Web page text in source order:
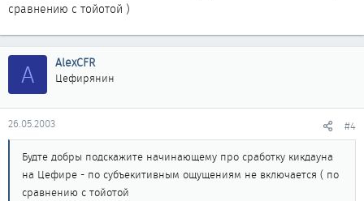
сравнению с тойотой )
A AlexCFR
Цефирянин
26.05.2003 #4
Будте добры подскажите начинающему про сработку кикдауна
на Цефире - по субъекитивным ощущениям не включается ( по
сравнению с тойотой